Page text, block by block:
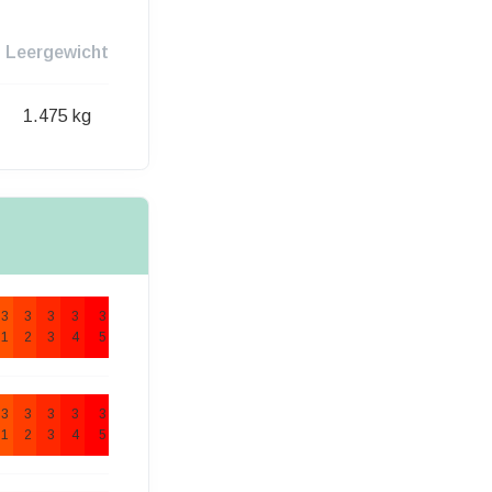
Leergewicht
1.475 kg
3
1
3
2
3
3
3
4
3
5
3
1
3
2
3
3
3
4
3
5